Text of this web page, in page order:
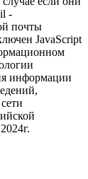
-
почты
JavaScript
информации